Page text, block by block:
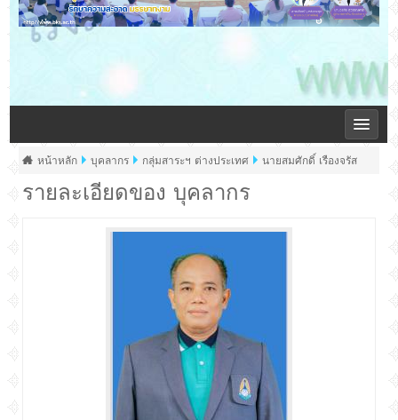
เว็บไซต์โรงเรียนบัวขาว สังกัดองค์การบริหารส่วนจังหวัดกาฬสินธุ์
รายละเอียดของ บุคลากร
หน้าหลัก บุคลากร กลุ่มสาระฯ ต่างประเทศ นายสมศักดิ์ เรืองจรัส